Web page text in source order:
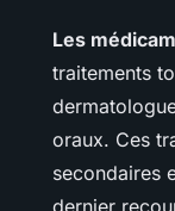
Les
traitements
oraux. Ces
secondaires
dernier